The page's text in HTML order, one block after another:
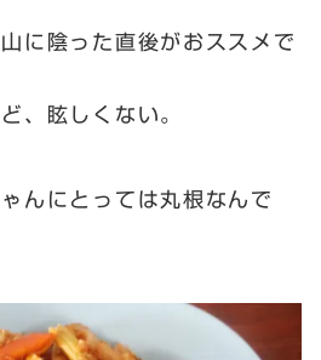
に陰った直後がおススメで
、眩しくない。
んにとっては丸根なんで